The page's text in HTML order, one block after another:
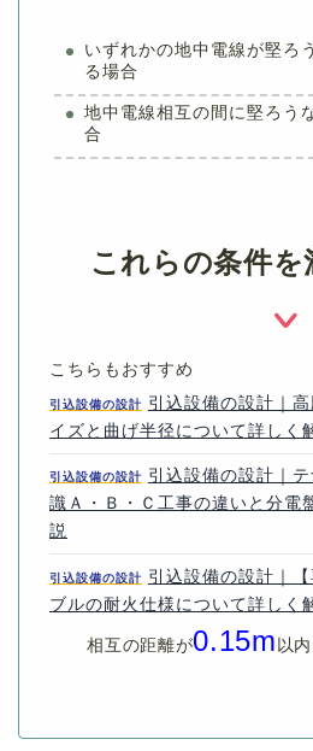
いずれかの地中電線が堅ろ
る場合
地中電線相互の間に堅ろう
合
これらの条件
こちらもおすすめ
引込設備の設計
引込設備の設計｜
イズと曲げ半径について詳しく
引込設備の設計
引込設備の設計｜
識Ａ・Ｂ・Ｃ工事の違いと分電
説
引込設備の設計
引込設備の設計｜
ブルの耐火仕様について詳しく
相互の距離が0.15m 以